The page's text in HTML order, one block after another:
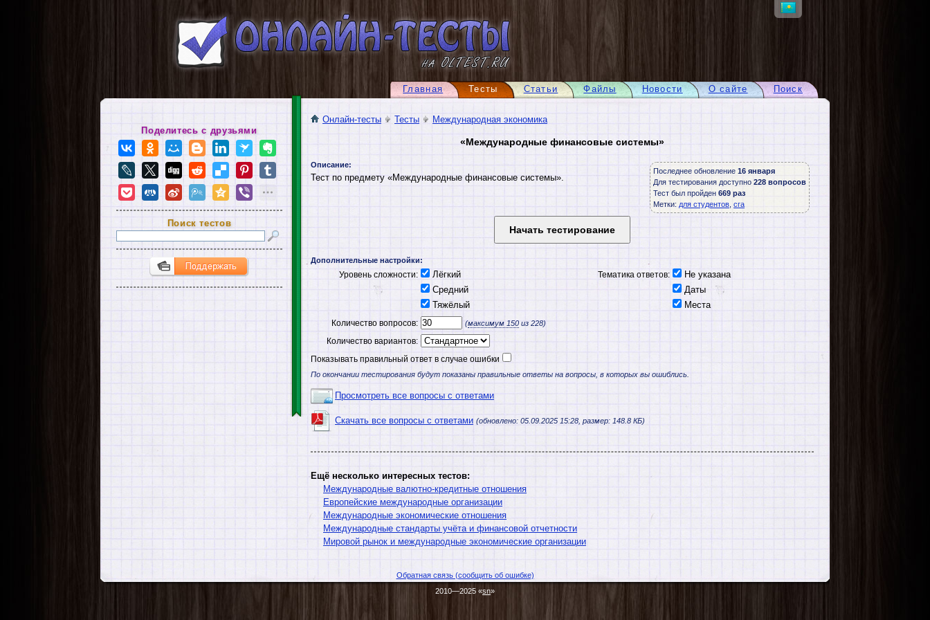
Поиск
О сайте
Новости
Файлы
Статьи
Тесты
Главная
Онлайн-тесты Тесты Международная экономика
«Международные финансовые системы»
Последнее обновление 16 января
Для тестирования доступно 228 вопросов
Тест был пройден 669 раз
Метки: для студентов сга
Описание:
Тест по предмету «Международные финансовые системы».
Дополнительные настройки:
Уровень сложности:
Лёгкий
Средний
Тяжёлый
Тематика ответов:
Не указана
Даты
Места
Количество вопросов: (максимум 150 из 228)
Количество вариантов:
Показывать правильный ответ в случае ошибки
По окончании тестирования будут показаны правильные ответы на вопросы, в которых вы ошиблись.
Просмотреть все вопросы с ответами
Скачать все вопросы с ответами (обновлено: 05.09.2025 15:28, размер: 148.8 КБ)
Ещё несколько интересных тестов:
Международные валютно-кредитные отношения
Европейские международные организации
Международные экономические отношения
Международные стандарты учёта и финансовой отчетности
Мировой рынок и международные экономические организации
Поделитесь с друзьями
Поиск тестов
Обратная связь (сообщить об ошибке)
2010—2025 «sn»